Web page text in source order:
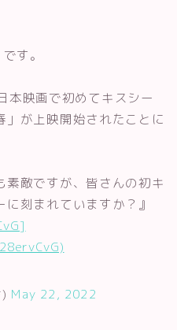
す。
本映画で初めてキスシー
」が上映開始されたことに
素敵ですが、皆さんの初キ
刻まれていますか？』
May 22, 2022